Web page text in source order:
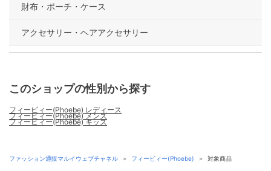
財布・ポーチ・ケース
アクセサリー・ヘアアクセサリー
このショップの性別から探す
フィービィー(Phoebe) レディース
フィービィー(Phoebe) メンズ
フィービィー(Phoebe) キッズ
ファッション通販マルイウェブチャネル ＞ フィービィー(Phoebe) ＞ 対象商品